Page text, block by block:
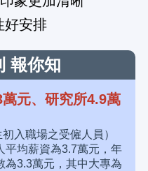
好安排
報你知
元、研究所4.9萬
入職場之受僱人員）
平均薪資為3.7萬元，年
為3.3萬元，其中大專為